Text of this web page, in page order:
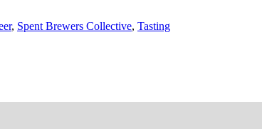
, Spent Brewers Collective, Tasting